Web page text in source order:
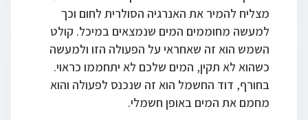
מצליח להמיר את האנרגיה הסולרית לחום וכך
למעשה מחוממים המים שנמצאים במיכל. קולט
השמש הוא זה שאחראי על הפעולה הזו ולמעשה
כשהוא לא תקין, המים שלכם לא יתחממו כראוי.
בחורף, דוד החשמל הוא זה שנכנס לפעולה והוא
מחמם את המים באופן חשמלי.